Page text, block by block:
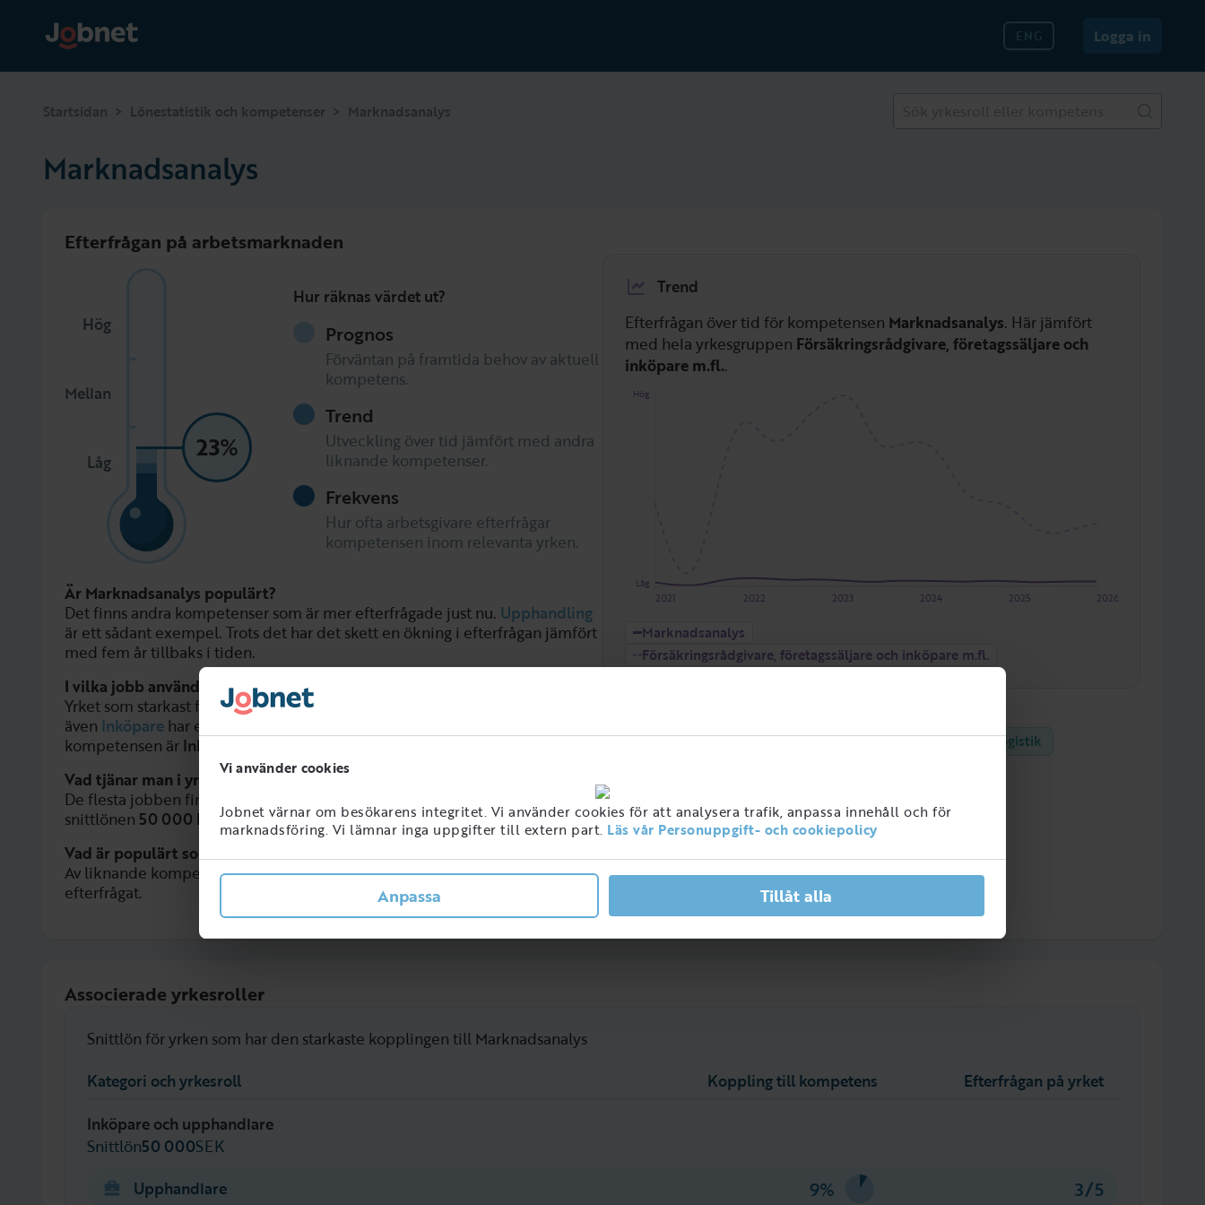
Vi använder cookies
Jobnet värnar om besökarens integritet. Vi använder cookies för att analysera trafik, anpassa innehåll och för
marknadsföring. Vi lämnar inga uppgifter till extern part. Läs vår Personuppgift- och cookiepolicy
Anpassa Tillåt alla
ENG Logga in
Startsidan > Lönestatistik och kompetenser > Marknadsanalys
Marknadsanalys
Efterfrågan på arbetsmarknaden
Hög
Mellan
Låg 23%
Hur räknas värdet ut?
Prognos
Förväntan på framtida behov av aktuell
kompetens.
Trend
Utveckling över tid jämfört med andra
liknande kompetenser.
Frekvens
Hur ofta arbetsgivare efterfrågar
kompetensen inom relevanta yrken.
Är Marknadsanalys populärt?
Det finns andra kompetenser som är mer efterfrågade just nu. Upphandling
är ett sådant exempel. Trots det har det skett en ökning i efterfrågan jämfört
med fem år tillbaks i tiden.
I vilka jobb används Marknadsanalys?
Yrket som starkast förknippas med denna färdighet är
även Inköpare har en koppling. Den vanligaste yrkesgruppen för
kompetensen är Inköpare och upphandlare
Vad tjänar man i yrken som använder Marknadsanalys?
De flesta jobben finns i yrkesgruppen Inköpare och upphandlare. Där är
snittlönen 50 000 kr
Vad är populärt som liknar Marknadsanalys?
Av liknande kompetenser ärAffärsutveckling,UpphandlingochJuridikmest
efterfrågat.
Trend
Efterfrågan över tid för kompetensen Marknadsanalys. Här jämfört
med hela yrkesgruppen Försäkringsrådgivare, företagssäljare och
inköpare m.fl..
Hög
Låg
2026
2025
2024
2023
2022
2021
Marknadsanalys
Försäkringsrådgivare, företagssäljare och inköpare m.fl.
Affärsutveckling Upphandling Juridik Ekonomi Logistik
Associerade yrkesroller
Snittlön för yrken som har den starkaste kopplingen till Marknadsanalys
Kategori och yrkesroll
Koppling till kompetens
Efterfrågan på yrket
Inköpare och upphandlare
Snittlön50 000SEK
Upphandlare
9% 3/5